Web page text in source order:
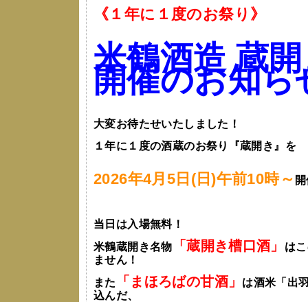
《１年に１度のお祭り》
米鶴酒造 蔵
開催のお知ら
大変お待たせいたしました！
１年に１度の酒蔵のお祭り『蔵開き』を
2026年4月5日(日)午前10時～
当日は入場無料！
米鶴蔵開き名物
「蔵開き槽口酒」
は
ません！
また
「まほろばの甘酒」
は酒米「出
込んだ、